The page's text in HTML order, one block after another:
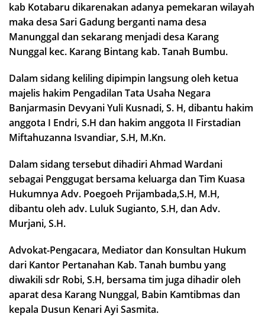
kab Kotabaru dikarenakan adanya pemekaran wilayah
maka desa Sari Gadung berganti nama desa
Manunggal dan sekarang menjadi desa Karang
Nunggal kec. Karang Bintang kab. Tanah Bumbu.
Dalam sidang keliling dipimpin langsung oleh ketua
majelis hakim Pengadilan Tata Usaha Negara
Banjarmasin Devyani Yuli Kusnadi, S. H, dibantu hakim
anggota I Endri, S.H dan hakim anggota II Firstadian
Miftahuzanna Isvandiar, S.H, M.Kn.
Dalam sidang tersebut dihadiri Ahmad Wardani
sebagai Penggugat bersama keluarga dan Tim Kuasa
Hukumnya Adv. Poegoeh Prijambada,S.H, M.H,
dibantu oleh adv. Luluk Sugianto, S.H, dan Adv.
Murjani, S.H.
Advokat-Pengacara, Mediator dan Konsultan Hukum
dari Kantor Pertanahan Kab. Tanah bumbu yang
diwakili sdr Robi, S.H, bersama tim juga dihadir oleh
aparat desa Karang Nunggal, Babin Kamtibmas dan
kepala Dusun Kenari Ayi Sasmita.